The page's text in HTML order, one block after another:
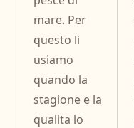
mare. Per
questo li
usiamo
quando la
stagione e la
qualita lo